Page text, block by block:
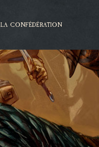
LA CONFÉDÉRATION